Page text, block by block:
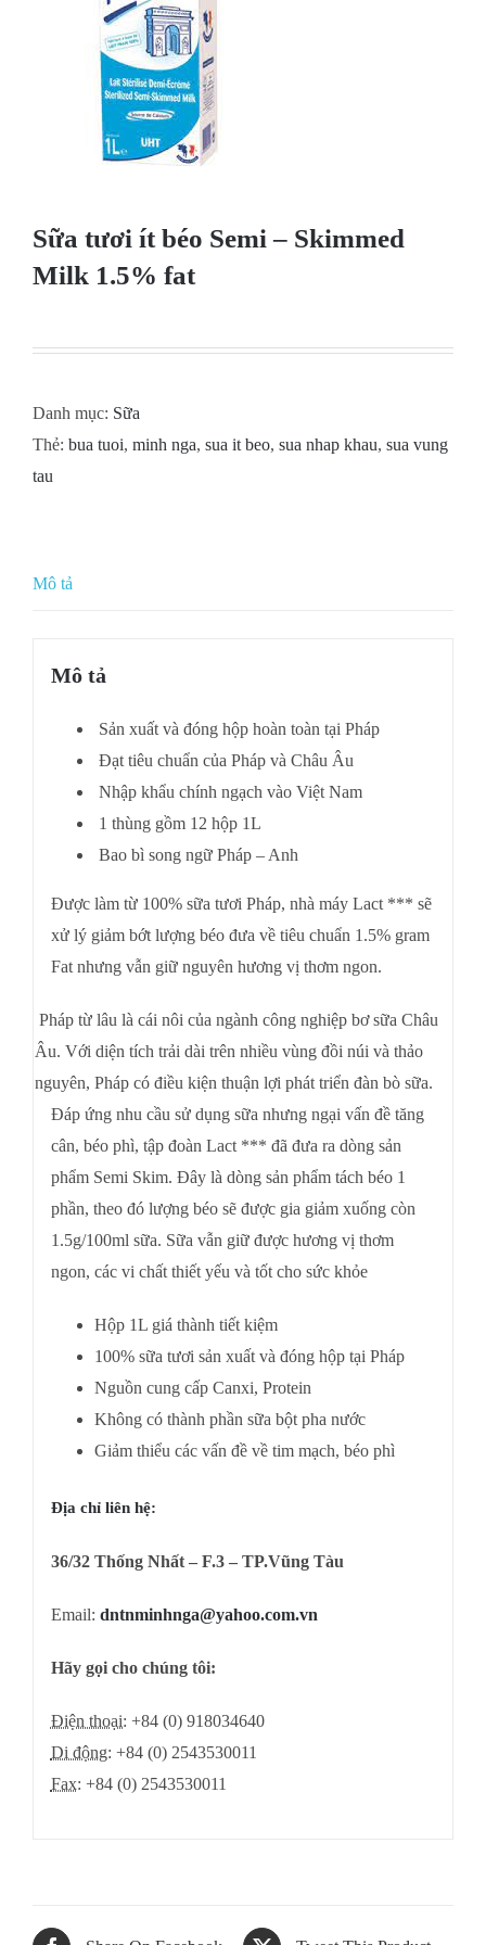
Sữa tươi ít béo Semi – Skimmed
Milk 1.5% fat
Danh mục: Sữa
Thẻ: bua tuoi, minh nga, sua it beo, sua nhap khau, sua vung
tau
Mô tả
Mô tả
Sản xuất và đóng hộp hoàn toàn tại Pháp
Đạt tiêu chuẩn của Pháp và Châu Âu
Nhập khẩu chính ngạch vào Việt Nam
1 thùng gồm 12 hộp 1L
Bao bì song ngữ Pháp – Anh
Được làm từ 100% sữa tươi Pháp, nhà máy Lact *** sẽ
xử lý giảm bớt lượng béo đưa về tiêu chuẩn 1.5% gram
Fat nhưng vẫn giữ nguyên hương vị thơm ngon.
Pháp từ lâu là cái nôi của ngành công nghiệp bơ sữa Châu
Âu. Với diện tích trải dài trên nhiều vùng đồi núi và thảo
nguyên, Pháp có điều kiện thuận lợi phát triển đàn bò sữa.
Đáp ứng nhu cầu sử dụng sữa nhưng ngại vấn đề tăng
cân, béo phì, tập đoàn Lact *** đã đưa ra dòng sản
phẩm Semi Skim. Đây là dòng sản phẩm tách béo 1
phần, theo đó lượng béo sẽ được gia giảm xuống còn
1.5g/100ml sữa. Sữa vẫn giữ được hương vị thơm
ngon, các vi chất thiết yếu và tốt cho sức khỏe
Hộp 1L giá thành tiết kiệm
100% sữa tươi sản xuất và đóng hộp tại Pháp
Nguồn cung cấp Canxi, Protein
Không có thành phần sữa bột pha nước
Giảm thiểu các vấn đề về tim mạch, béo phì
Địa chỉ liên hệ:
36/32 Thống Nhất – F.3 – TP.Vũng Tàu
Email: dntnminhnga@yahoo.com.vn
Hãy gọi cho chúng tôi:
Điện thoại: +84 (0) 918034640
Di động: +84 (0) 2543530011
Fax: +84 (0) 2543530011